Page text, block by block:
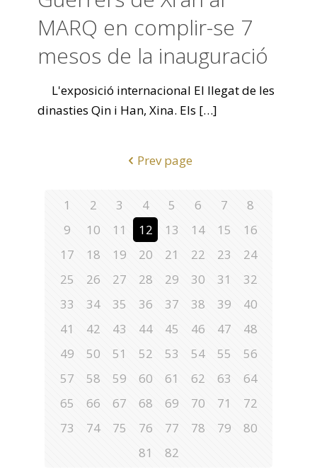
MARQ en complir-se 7
mesos de la inauguració
L'exposició internacional El llegat de les
dinasties Qin i Han, Xina. Els […]
Prev page
1 2 3 4 5 6 7
8
9
10 11 12 13 14 15
16
17
18 19 20 21 22 23
24
25
26 27 28 29 30 31
32
33
34 35 36 37 38 39
40
41
42 43 44 45 46 47
48
49
50 51 52 53 54 55
56
57
58 59 60 61 62 63
64
65
66 67 68 69 70 71
72
73
74 75 76 77 78 79
80
81
82